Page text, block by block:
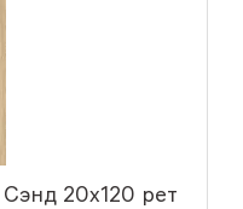
20x120 рет